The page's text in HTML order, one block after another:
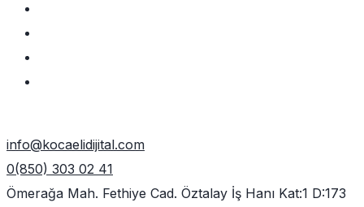
info@kocaelidijital.com
0(850) 303 02 41
Ömerağa Mah. Fethiye Cad. Öztalay İş Hanı Kat:1 D:173